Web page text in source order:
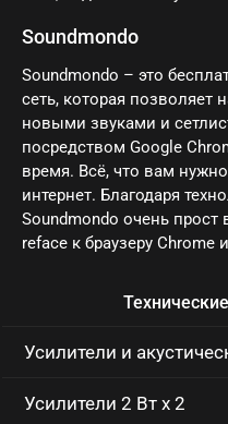
Soundmondo
Soundmondo – это
сеть, которая позволяет
новыми звуками и
посредством Google
время. Всё, что вам
интернет. Благодаря
Soundmondo очень
reface к браузеру Chrome
Усилители и
Усилители 2 Вт x 2